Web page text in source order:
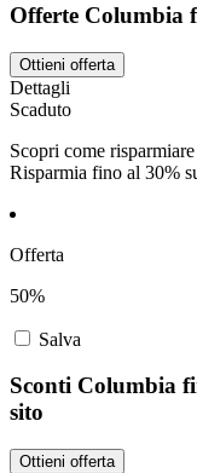
Offerte Columbia
Ottieni offerta
Dettagli
Scaduto
Scopri come
Risparmia fino al 30%
Offerta
50%
Salva
Sconti Columbia
sito
Ottieni offerta